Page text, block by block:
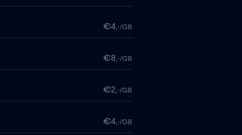
€4,-/GB
€8,-/GB
€2,-/GB
€4,-/GB